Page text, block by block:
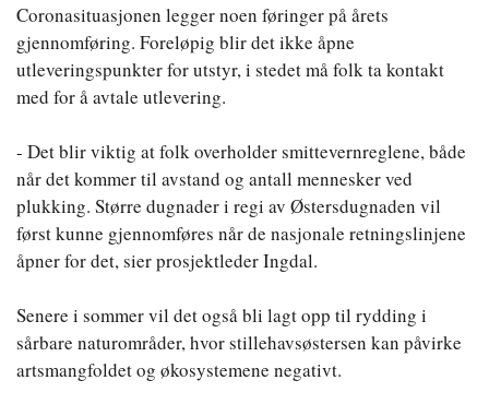
Coronasituasjonen legger noen føringer på årets
gjennomføring. Foreløpig blir det ikke åpne
utleveringspunkter for utstyr, i stedet må folk ta kontakt
med for å avtale utlevering.
- Det blir viktig at folk overholder smittevernreglene, både
når det kommer til avstand og antall mennesker ved
plukking. Større dugnader i regi av Østersdugnaden vil
først kunne gjennomføres når de nasjonale retningslinjene
åpner for det, sier prosjektleder Ingdal.
Senere i sommer vil det også bli lagt opp til rydding i
sårbare naturområder, hvor stillehavsøstersen kan påvirke
artsmangfoldet og økosystemene negativt.